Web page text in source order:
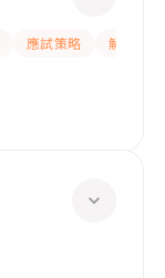
應試策略
解題思路